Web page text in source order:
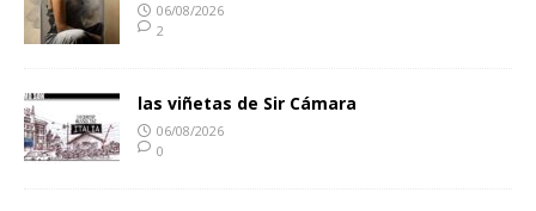
06/08/2026
2
las viñetas de Sir Cámara
06/08/2026
0